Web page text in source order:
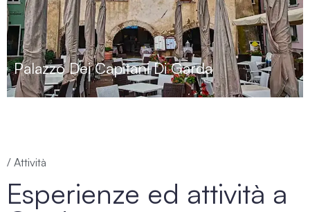
Palazzo Dei Capitani Di Garda
/ Attività
Esperienze ed attività a